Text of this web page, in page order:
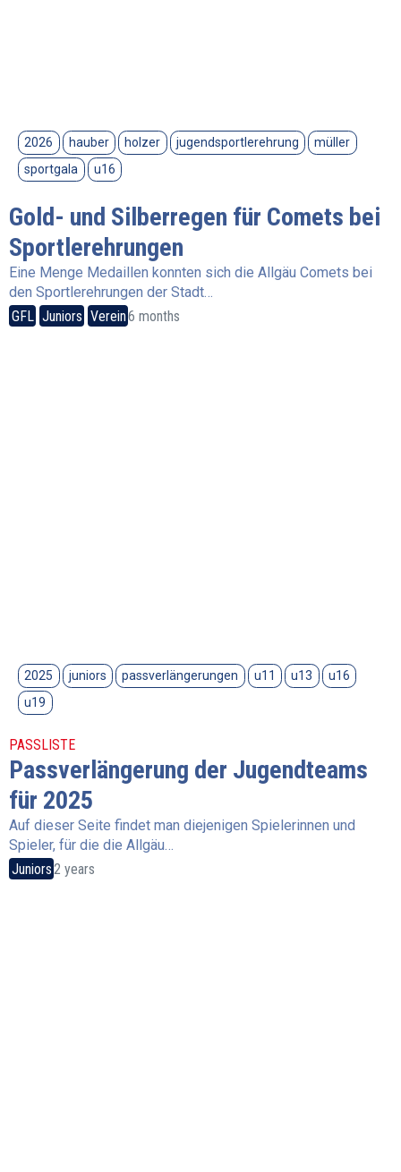
2026 hauber holzer jugendsportlerehrung
müller
sportgala
u16
Gold- und Silberregen für Comets bei
Sportlerehrungen
Eine Menge Medaillen konnten sich die Allgäu Comets bei
den Sportlerehrungen der Stadt…
GFL Juniors Verein6 months
2025 juniors passverlängerungen u11 u13
u16
u19
PASSLISTE
Passverlängerung der Jugendteams
für 2025
Auf dieser Seite findet man diejenigen Spielerinnen und
Spieler, für die die Allgäu…
Juniors2 years